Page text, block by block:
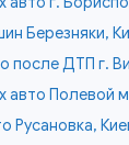
Березняки,
после ДТП г.
авто Полевой
Русановка,